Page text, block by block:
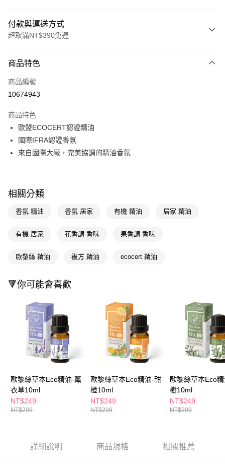
付款與運送方式
超取滿NT$390免運
POYA支付
信用卡一次付款
LINE Pay
Apple Pay
Google Pay
相關說明
便利好安心！
２．便利：只要手機號碼，簡訊認證，即可結帳。
３．安心：先確認商品／服務後，再付款。
【「AFTEE先享後付」結帳流程】
１．於結帳方式選擇「AFTEE先享後付」後，將跳轉至「AFTEE先享後付」
結帳頁面，進行簡訊認證並確認金額後，即可完成結帳。
２．訂單成立數日內，您將收到繳費通知簡訊。
３．收到繳費通知簡訊後14天內，點擊此簡訊中的連結，可透過四大超商／
ATM／網路銀行／等多元方式進行付款，方視為交易完成。
※ 請注意：結帳手續完成當下不需立刻繳費，但若您需要取消訂單，請聯絡
後付繳納相關費用。
※ 交易是否成功請以「AFTEE先享後付 」之結帳頁面顯示為準，若有關於
客戶支援中心」
https://netprotections.freshdesk.com/support/home
易，需依本服務之必要範圍內提供個人資料，並將交易相關給付款項請求債
權轉讓予恩沛科技股份有限公司。
全家取貨付款
每筆NT$65，滿NT$390(含以上)免運費
付款後全家取貨
每筆NT$65，滿NT$390(含以上)免運費
萊爾富取貨付款
付款後萊爾富取貨
每筆NT$65，滿NT$490(含以上)免運費
付款後7-11取貨
商品特色
商品編號
10674943
商品特色
歐盟ECOCERT認證精油
國際IFRA認證香氛
來自國際大廠，完美協調的精油香氛
相關分類
香氛 精油 香氛 居家 有機 精油 居家 精油
有機 居家 花香調 香味 果香調 香味
歐黎絲 精油 複方 精油 ecocert 精油
🔻你可能會喜歡
歐黎絲草本Eco精油-薰
衣草10ml
NT$249
NT$299
歐黎絲草本Eco精油-甜
橙10ml
NT$249
NT$299
歐黎絲草本Eco
樹10ml
NT$249
NT$299
詳細說明 商品規格 相關推薦